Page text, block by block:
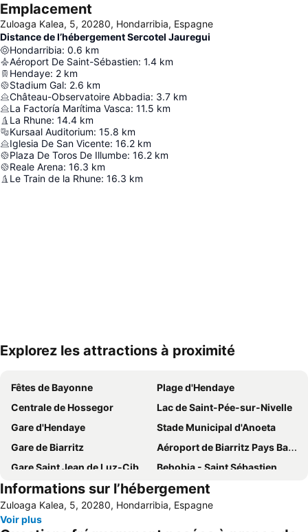
Emplacement
Zuloaga Kalea, 5, 20280, Hondarribia, Espagne
Distance de l’hébergement Sercotel Jauregui
Hondarribia: 0.6 km
Aéroport De Saint-Sébastien: 1.4 km
Hendaye: 2 km
Stadium Gal: 2.6 km
Château-Observatoire Abbadia: 3.7 km
La Factoría Marítima Vasca: 11.5 km
La Rhune: 14.4 km
Kursaal Auditorium: 15.8 km
Iglesia De San Vicente: 16.2 km
Plaza De Toros De Illumbe: 16.2 km
Reale Arena: 16.3 km
Le Train de la Rhune: 16.3 km
Explorez les attractions à proximité
Fêtes de Bayonne
Plage d'Hendaye
Centrale de Hossegor
Lac de Saint-Pée-sur-Nivelle
Gare d'Hendaye
Stade Municipal d'Anoeta
Gare de Biarritz
Aéroport de Biarritz Pays Basque
Gare Saint Jean de Luz-Ciboure
Behobia - Saint Sébastien
Le Petit Train de La Rhune
Grande Plage
Port des Landes
La Grande Plage
Centro
La Côte des Basques
Informations sur l’hébergement
Zuloaga Kalea, 5, 20280, Hondarribia, Espagne
Voir plus